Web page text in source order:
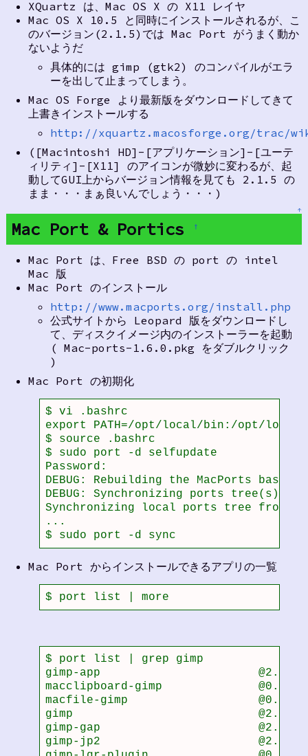
XQuartz は、Mac OS X の X11 レイヤ
Mac OS X 10.5 と同時にインストールされるが、こ
のバージョン(2.1.5)では Mac Port がうまく動か
ないようだ
具体的には gimp (gtk2) のコンパイルがエラ
ーを出して止まってしまう。
Mac OS Forge より最新版をダウンロードしてきて
上書きインストールする
http://xquartz.macosforge.org/trac/
([Macintoshi HD]-[アプリケーション]-[ユーテ
ィリティ]-[X11] のアイコンが微妙に変わるが、起
動してGUI上からバージョン情報を見ても 2.1.5 の
まま・・・まぁ良いんでしょう・・・)
↑
Mac Port & Portics †
Mac Port は、Free BSD の port の intel
Mac 版
Mac Port のインストール
http://www.macports.org/install.php
公式サイトから Leopard 版をダウンロードし
て、ディスクイメージ内のインストーラーを起動
( Mac-ports-1.6.0.pkg をダブルクリック
)
Mac Port の初期化
$ vi .bashrc
export PATH=/opt/local/bin:/opt/local/
$ source .bashrc
$ sudo port -d selfupdate
Password:
DEBUG: Rebuilding the MacPorts base
DEBUG: Synchronizing ports tree(s)
Synchronizing local ports tree from
...
$ sudo port -d sync
Mac Port からインストールできるアプリの一覧
$ port list | more
$ port list | grep gimp
gimp-app                       @2.6.0
macclipboard-gimp              @0.7
macfile-gimp                   @0.1
gimp                           @2.6.3
gimp-gap                       @2.4.0
gimp-jp2                       @2.2.0